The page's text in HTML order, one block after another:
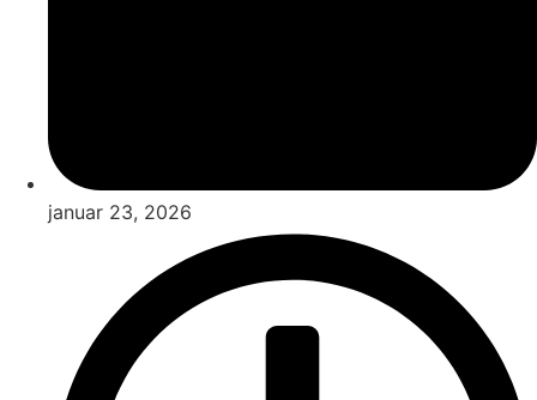
januar 23, 2026